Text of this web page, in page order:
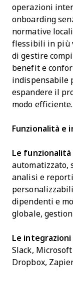
operazioni
onboarding
normative
flessibili in più
di gestire
benefit e
indispensabile
espandere il
modo efficiente.
Funzionalità e
Le funzionalità
automatizzato,
analisi e
dipendenti e
globale,
Le integrazioni
Slack,
Dropbox,